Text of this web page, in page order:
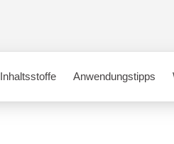
Inhaltsstoffe Anwendungstipps